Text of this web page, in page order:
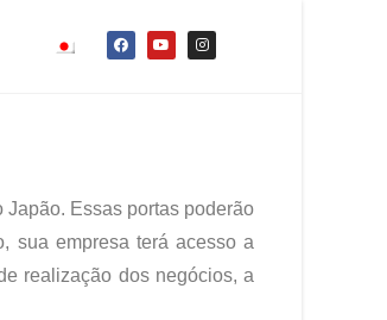
Essas portas poderão
sua empresa terá acesso a
realização dos negócios, a